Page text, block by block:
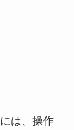
は、操作